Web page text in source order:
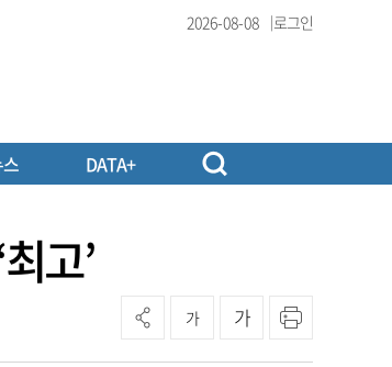
2026-08-08 로그인
DATA+
고’
가 가